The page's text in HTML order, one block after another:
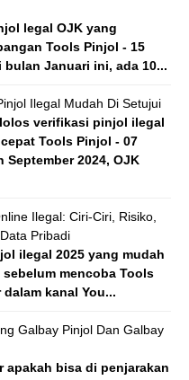
legal OJK yang
Tools Pinjol - 15
bulan Januari ini, ada 10...
Ilegal Mudah Di Setujui
verifikasi pinjol ilegal
Tools Pinjol - 07
September 2024, OJK
Ilegal: Ciri-Ciri, Risiko,
Pribadi
ilegal 2025 yang mudah
sebelum mencoba Tools
kanal You...
Galbay Pinjol Dan Galbay
apakah bisa di penjarakan